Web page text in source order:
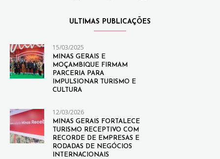
ULTIMAS PUBLICAÇÕES
15/03/2025
MINAS GERAIS E
MOÇAMBIQUE FIRMAM
PARCERIA PARA
IMPULSIONAR TURISMO E
CULTURA
12/03/2026
MINAS GERAIS FORTALECE
TURISMO RECEPTIVO COM
RECORDE DE EMPRESAS E
RODADAS DE NEGÓCIOS
INTERNACIONAIS